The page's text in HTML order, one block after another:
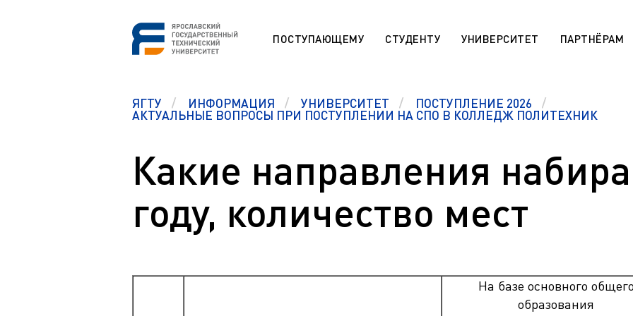
Памятка первокурсникам
Программа «Поддержка лучших»
étrangers (Fr)
Studium für die ausländischen Bürger (De)
Vorbereitungsabteilung für die
ausländischen Bürger (De)
Education for international students (En)
Сотруднику
МАХ. Чаты учебных групп
День открытых дверей
Архив
Правила приема на обучение
программам СПО
организации
Военный учебный центр
Оценка качества работы
ПОСТУПАЮЩЕМУ СТУДЕНТУ УНИВЕРСИТЕТ ПАРТНЁРАМ
ЯГТУ ИНФОРМАЦИЯ УНИВЕРСИТЕТ
ПОСТУПЛЕНИЕ 2026
АКТУАЛЬНЫЕ ВОПРОСЫ ПРИ ПОСТУПЛЕНИИ НА СПО В КОЛЛЕДЖ ПОЛИТЕХНИК
Какие направления
году, количество мест
На базе основного общего
образования